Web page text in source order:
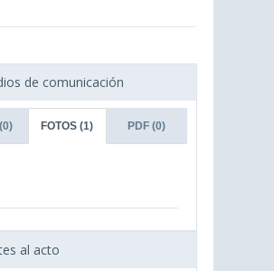
de comunicación
FOTOS (1) PDF (0)
al acto